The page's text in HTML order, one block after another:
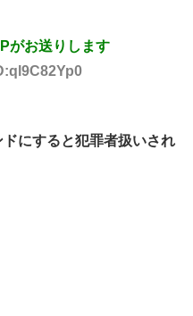
がお送りします
にすると犯罪者扱いされ